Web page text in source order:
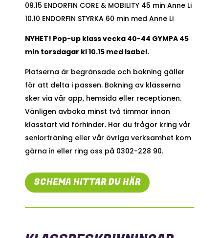
09.15 ENDORFIN CORE & MOBILITY 45 min Anne Li
10.10 ENDORFIN STYRKA 60 min med Anne Li
NYHET! Pop-up klass vecka 40-44 GYMPA 45
min torsdagar kl 10.15 med Isabel.
Platserna är begränsade och bokning gäller
för att delta i passen. Bokning av klasserna
sker via vår app, hemsida eller receptionen.
Vänligen avboka minst två timmar innan
klasstart vid förhinder. Har du frågor kring vår
seniorträning eller vår övriga verksamhet kom
gärna in eller ring oss på 0302-228 90.
SCHEMA HITTAR DU HÄR